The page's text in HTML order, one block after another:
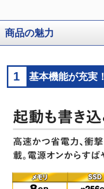
商品の魅力
1 基本機能が充実！